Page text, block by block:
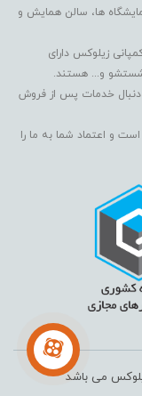
ها، سالن همایش و
زیلوکس دارای
شستشو و... هستند.
دنبال خدمات پس از فروش
و اعتماد شما به ما را
می باشد